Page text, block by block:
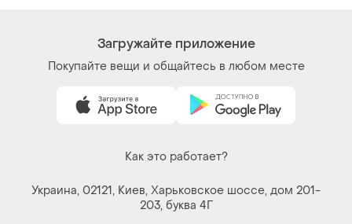
Загружайте приложение
Покупайте вещи и общайтесь в любом месте
Как это работает?
Украина, 02121, Киев, Харьковское шоссе, дом 201-
203, буква 4Г